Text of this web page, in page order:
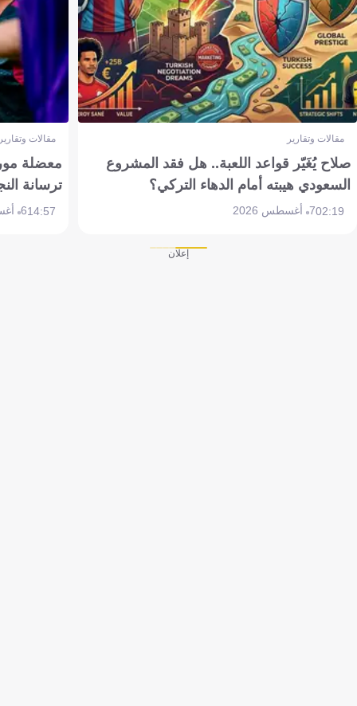
مقالات وتقارير
صلاح يُغَيّر قواعد اللعبة.. هل فقد المشروع
السعودي هيبته أمام الدهاء التركي؟
02:197 أغسطس 2026
مقالات
معضلة
ترسانة
14:576 أغسطس 2026
إعلان